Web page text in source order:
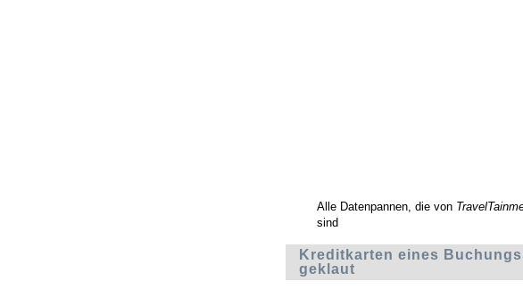
Alle Datenpannen, die von
sind
Kreditkarten eines
geklaut